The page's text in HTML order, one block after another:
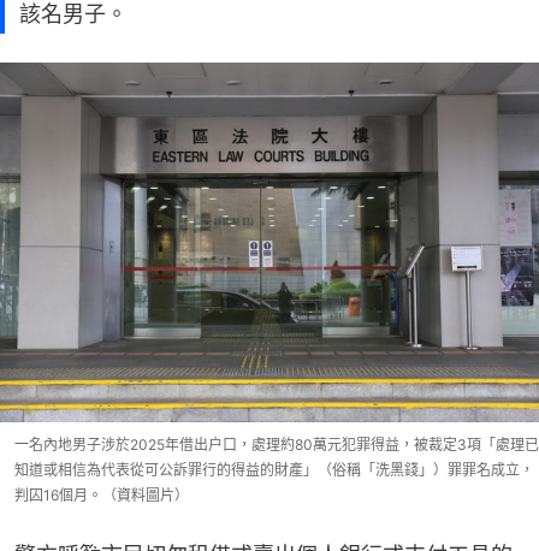
該名男子。
一名內地男子涉於2025年借出户口，處理約80萬元犯罪得益，被裁定3項「處理已
知道或相信為代表從可公訴罪行的得益的財產」（俗稱「洗黑錢」）罪罪名成立，
判囚16個月。（資料圖片）